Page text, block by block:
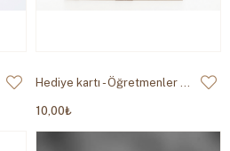
Hediye kartı - Öğretmenler Günün Kutlu Olsun
10,00₺